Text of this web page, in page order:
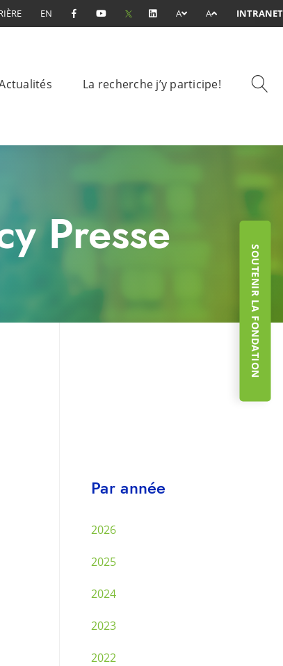
SOUTENIR LA FONDATION
EN A A INTRANET
La recherche j’y participe!
Presse
Par année
2026
2025
2024
2023
2022